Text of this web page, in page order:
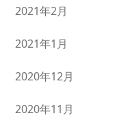
2021年2月
2021年1月
2020年12月
2020年11月